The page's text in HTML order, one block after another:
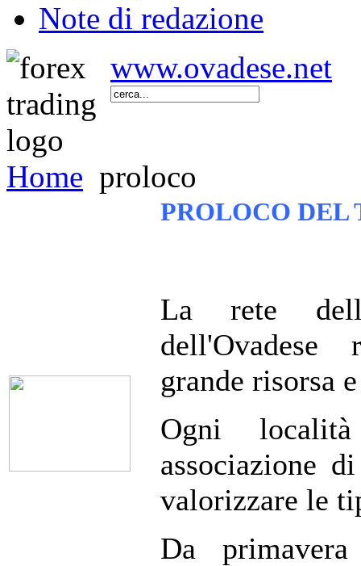
Note di redazione
www.ovadese.net
Home proloco
PROLOCO DEL
La rete
dell'Ovadese
grande risorsa
Ogni
associazione
valorizzare le
Da